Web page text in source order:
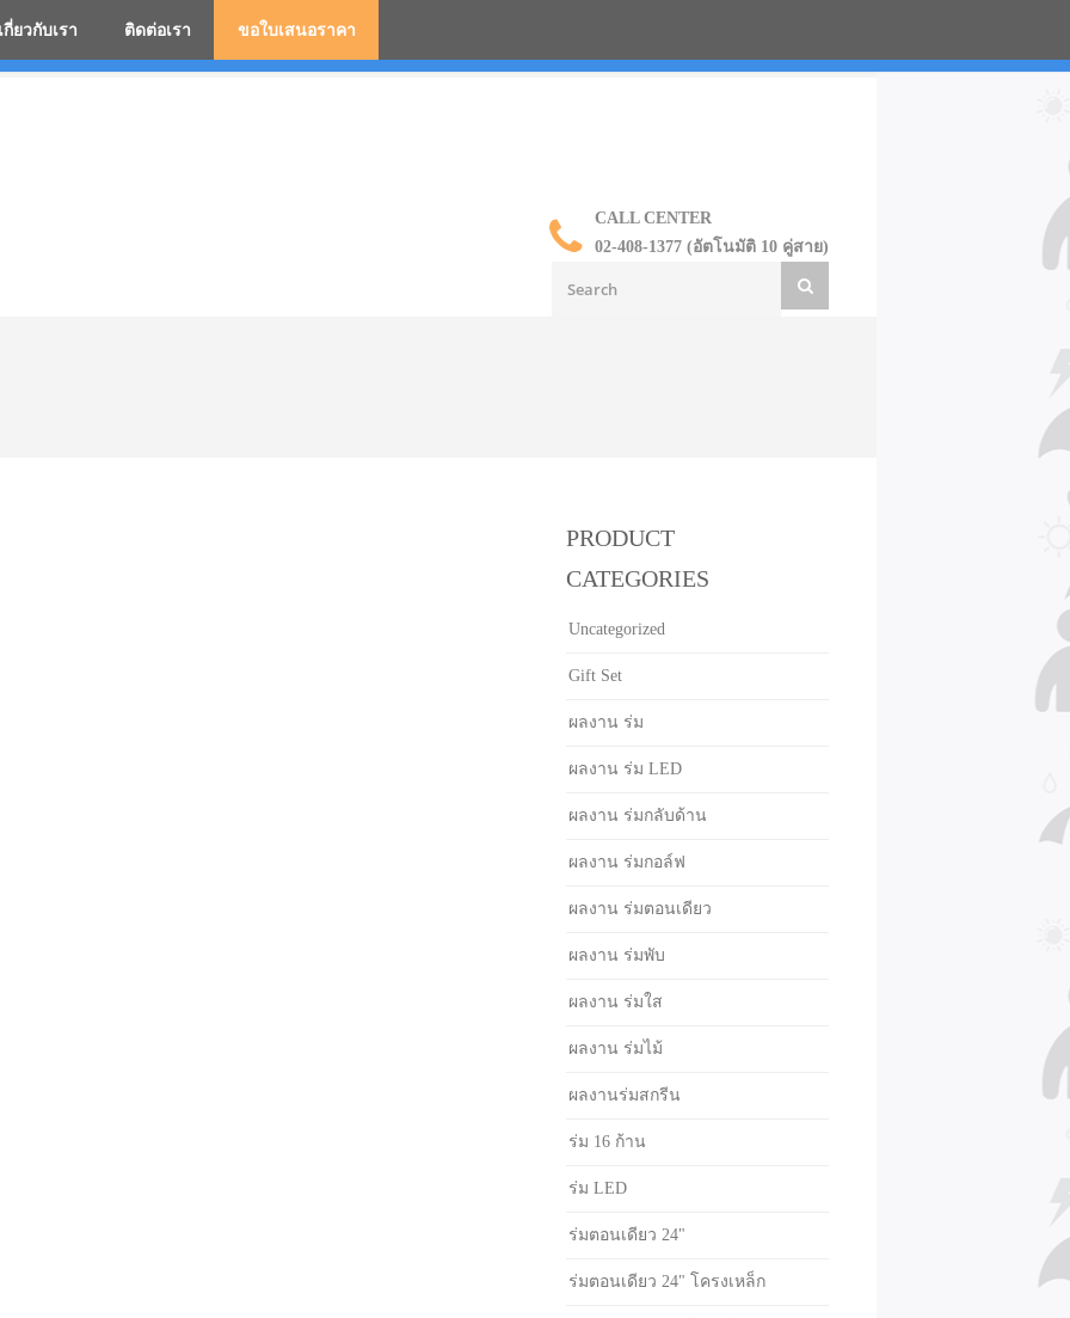
CALL CENTER
02-408-1377 (อัตโนมัติ 10 คู่สาย)
เกี่ยวกับเรา ติดต่อเรา ขอใบเสนอราคา
PRODUCT
CATEGORIES
Uncategorized
Gift Set
ผลงาน ร่ม
ผลงาน ร่ม LED
ผลงาน ร่มกลับด้าน
ผลงาน ร่มกอล์ฟ
ผลงาน ร่มตอนเดียว
ผลงาน ร่มพับ
ผลงาน ร่มใส
ผลงาน ร่มไม้
ผลงานร่มสกรีน
ร่ม 16 ก้าน
ร่ม LED
ร่มตอนเดียว 24"
ร่มตอนเดียว 24" โครงเหล็ก
สกรีนโลโก้ ร่มพรีเมี่ยม ร่มตอนเดียว ร่มกอล์ฟ ร่มกลับด้าน ราคาส่ง